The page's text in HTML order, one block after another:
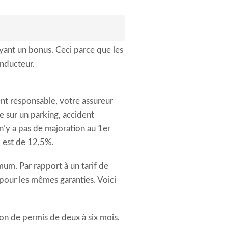
un bonus. Ceci parce que les
responsable, votre assureur
sur un parking, accident
a pas de majoration au 1er
est de 12,5%.
Par rapport à un tarif de
les mêmes garanties. Voici
de permis de deux à six mois.